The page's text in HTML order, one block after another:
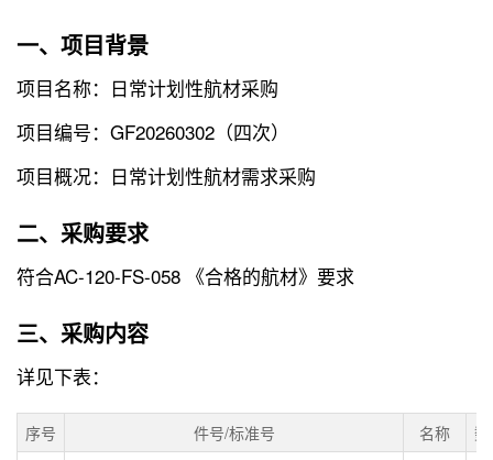
一、项目背景
项目名称：日常计划性航材采购
项目编号：GF20260302（四次）
项目概况：日常计划性航材需求采购
二、采购要求
符合AC-120-FS-058 《合格的航材》要求
三、采购内容
详见下表：
序号 件号/标准号 名称